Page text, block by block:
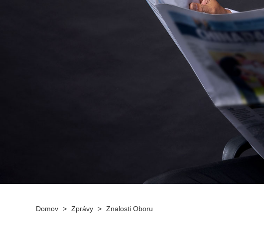
Domov > Zprávy > Znalosti Oboru